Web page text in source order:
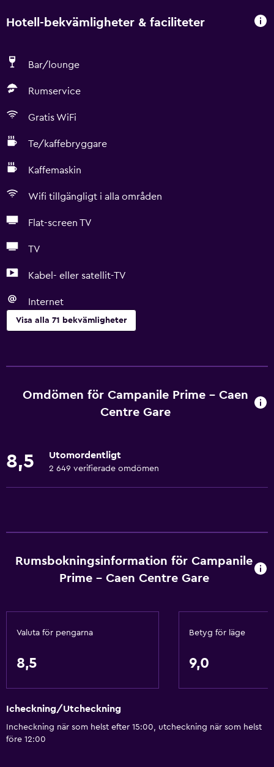
Hotell-bekvämligheter & faciliteter
Bar/lounge
Rumservice
Gratis WiFi
Te/kaffebryggare
Kaffemaskin
Wifi tillgängligt i alla områden
Flat-screen TV
TV
Kabel- eller satellit-TV
Internet
Visa alla 71 bekvämligheter
Gratis WiFi
Wifi tillgängligt i alla områden
Schampo
Brandvarnare
Luftkonditionering
Papperskorgar
Husdjur får medtagas vid förfrågan. Kostnader kan
Handikappvänligt
Lättillgänglig dusch
Hiss
Tillgänglig parkering
Omdömen för Campanile Prime - Caen
Centre Gare
8,5 Utomordentligt
2 649 verifierade omdömen
Rumsbokningsinformation för Campanile
Prime - Caen Centre Gare
Valuta för pengarna
8,5
Betyg för läge
9,0
Icheckning/Utcheckning
Incheckning när som helst efter 15:00, utcheckning när som helst
före 12:00